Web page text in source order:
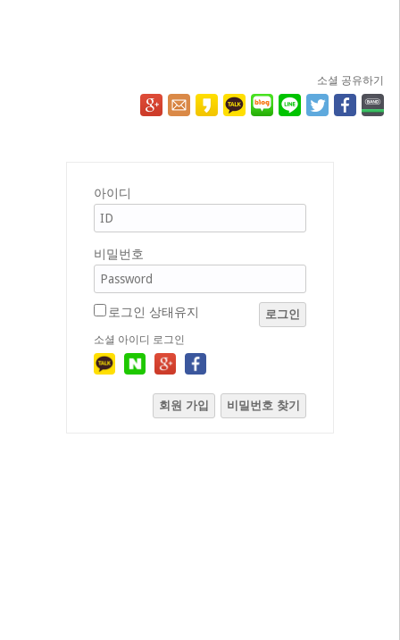
소셜 공유하기
아이디
비밀번호
로그인 상태유지 로그인
소셜 아이디 로그인
회원 가입 비밀번호 찾기